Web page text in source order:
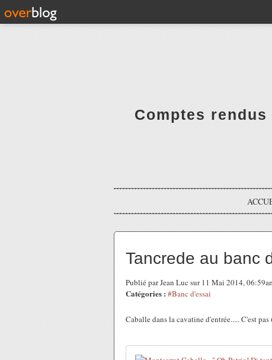
Comptes
Tancrede au banc
Publié par Jean Luc sur 11 Mai 2014,
Catégories : #Banc d'essai
Caballe dans la cavatine d'entrée..... C'est